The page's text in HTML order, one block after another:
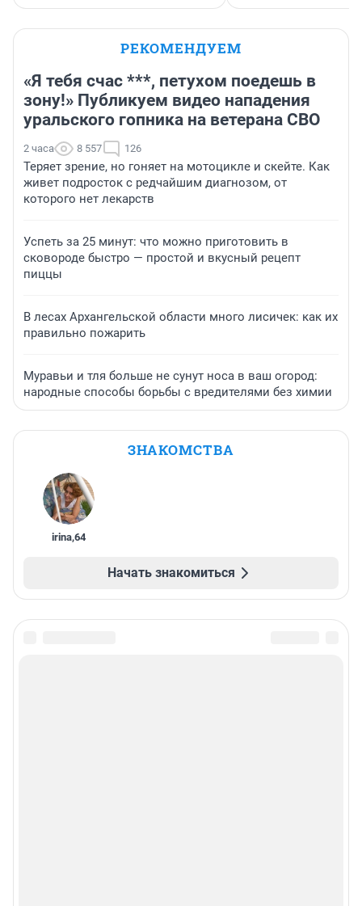
РЕКОМЕНДУЕМ
«Я тебя счас ***, петухом поедешь в
зону!» Публикуем видео нападения
уральского гопника на ветерана СВО
2 часа 8 557 126
Теряет зрение, но гоняет на мотоцикле и скейте. Как
живет подросток с редчайшим диагнозом, от
которого нет лекарств
Успеть за 25 минут: что можно приготовить в
сковороде быстро — простой и вкусный рецепт
пиццы
В лесах Архангельской области много лисичек: как их
правильно пожарить
Муравьи и тля больше не сунут носа в ваш огород:
народные способы борьбы с вредителями без химии
ЗНАКОМСТВА
irina,64
Начать знакомиться